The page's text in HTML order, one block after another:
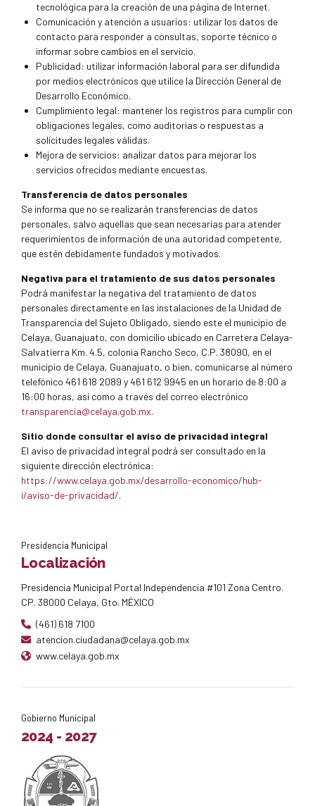
tecnológica para la creación de una página de Internet.
Comunicación y atención a usuarios: utilizar los datos de
contacto para responder a consultas, soporte técnico o
informar sobre cambios en el servicio.
Publicidad: utilizar información laboral para ser difundida
por medios electrónicos que utilice la Dirección General de
Desarrollo Económico.
Cumplimiento legal: mantener los registros para cumplir con
obligaciones legales, como auditorias o respuestas a
solicitudes legales válidas.
Mejora de servicios: analizar datos para mejorar los
servicios ofrecidos mediante encuestas.
Transferencia de datos personales
Se informa que no se realizarán transferencias de datos
personales, salvo aquellas que sean necesarias para atender
requerimientos de información de una autoridad competente,
que estén debidamente fundados y motivados.
Negativa para el tratamiento de sus datos personales
Podrá manifestar la negativa del tratamiento de datos
personales directamente en las instalaciones de la Unidad de
Transparencia del Sujeto Obligado, siendo este el municipio de
Celaya, Guanajuato, con domicilio ubicado en Carretera Celaya-
Salvatierra Km. 4.5, colonia Rancho Seco, C.P. 38090, en el
municipio de Celaya, Guanajuato, o bien, comunicarse al número
telefónico 461 618 2089 y 461 612 9945 en un horario de 8:00 a
16:00 horas, así como a través del correo electrónico
transparencia@celaya.gob.mx.
Sitio donde consultar el aviso de privacidad integral
El aviso de privacidad integral podrá ser consultado en la
siguiente dirección electrónica:
https://www.celaya.gob.mx/desarrollo-economico/hub-
i/aviso-de-privacidad/.
Presidencia Municipal
Localización
Presidencia Municipal Portal Independencia #101 Zona Centro.
CP. 38000 Celaya, Gto. MÉXICO
(461) 618 7100
atencion.ciudadana@celaya.gob.mx
www.celaya.gob.mx
Gobierno Municipal
2024 - 2027